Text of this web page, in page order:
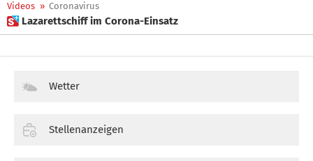
Videos » Coronavirus
 Lazarettschiff im Corona-Einsatz
Wetter
Stellenanzeigen